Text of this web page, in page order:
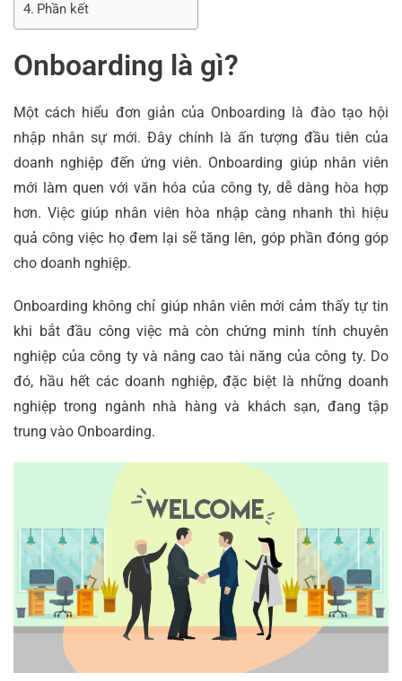
Phần kết
Onboarding là gì?
Một cách hiểu đơn giản của Onboarding là đào tạo hội
nhập nhân sự mới. Đây chính là ấn tượng đầu tiên của
doanh nghiệp đến ứng viên. Onboarding giúp nhân viên
mới làm quen với văn hóa của công ty, dễ dàng hòa hợp
hơn. Việc giúp nhân viên hòa nhập càng nhanh thì hiệu
quả công việc họ đem lại sẽ tăng lên, góp phần đóng góp
cho doanh nghiệp.
Onboarding không chỉ giúp nhân viên mới cảm thấy tự tin
khi bắt đầu công việc mà còn chứng minh tính chuyên
nghiệp của công ty và nâng cao tài năng của công ty. Do
đó, hầu hết các doanh nghiệp, đặc biệt là những doanh
nghiệp trong ngành nhà hàng và khách sạn, đang tập
trung vào Onboarding.